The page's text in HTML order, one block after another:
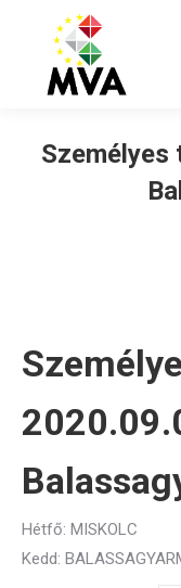
Személyes
Hétfő: MISKOLC
Kedd: